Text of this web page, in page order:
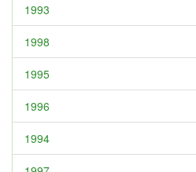
1993
1998
1995
1996
1994